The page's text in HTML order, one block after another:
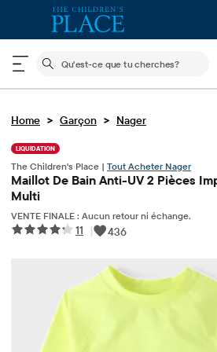
Le champ de recherche
Home > Garçon > Nager
LIQUIDATION
The Children's Place | Tout Acheter Nager
Maillot De Bain Anti-UV 2 Pièces
Multi
VENTE FINALE : Aucun retour ni échange.
11 | 436